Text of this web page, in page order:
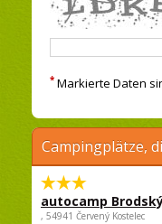
* Markierte Daten
Campingplätze,
autocamp
, 54941 Červený Kostelec